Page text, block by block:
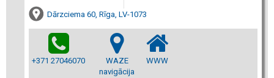
Dārzciema 60, Rīga, LV-1073
+371 27046070
WAZE
navigācija
WWW